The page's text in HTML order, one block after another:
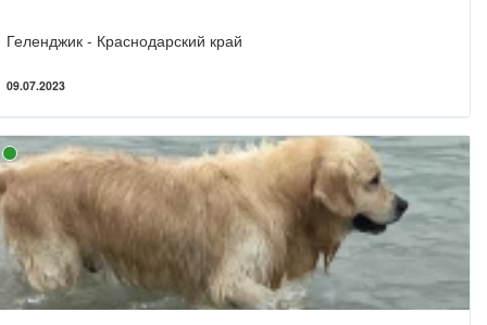
Геленджик - Краснодарский край
09.07.2023